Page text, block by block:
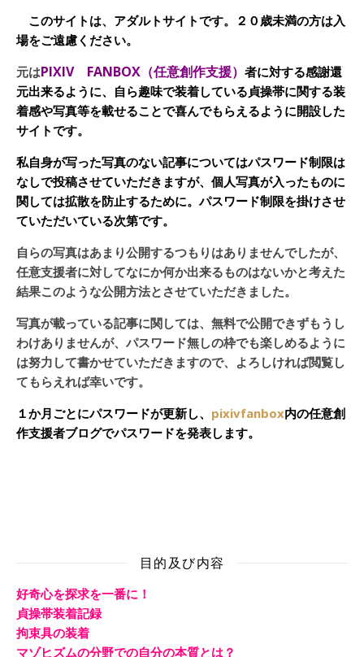
このサイトは、アダルトサイトです。２０歳未満の方は入
場をご遠慮ください。
元はPIXIV FANBOX（任意創作支援） 者に対する感謝還
元出来るように、自ら趣味で装着している貞操帯に関する装
着感や写真等を載せることで喜んでもらえるように開設した
サイトです。
私自身が写った写真のない記事についてはパスワード制限は
なしで投稿させていただきますが、個人写真が入ったものに
関しては拡散を防止するために。パスワード制限を掛けさせ
ていただいている次第です。
自らの写真はあまり公開するつもりはありませんでしたが、
任意支援者に対してなにか何か出来るものはないかと考えた
結果このような公開方法とさせていただきました。
写真が載っている記事に関しては、無料で公開できずもうし
わけありませんが、パスワード無しの枠でも楽しめるように
は努力して書かせていただきますので、よろしければ閲覧し
てもらえれば幸いです。
１か月ごとにパスワードが更新し、 pixivfanbox内の任意創
作支援者ブログでパスワードを発表します。
目的及び内容
好奇心を探求を一番に！
貞操帯装着記録
拘束具の装着
マゾヒズムの分野での自分の本質とは？